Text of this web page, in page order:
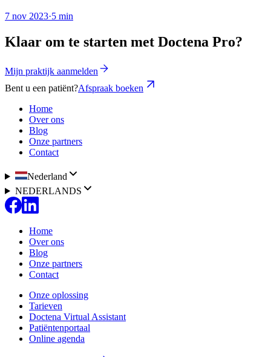
7 nov 2023·5 min
Klaar om te starten met Doctena Pro?
Mijn praktijk aanmelden
Bent u een patiënt?Afspraak boeken
Home
Over ons
Blog
Onze partners
Contact
Nederland
NEDERLANDS
Home
Over ons
Blog
Onze partners
Contact
Onze oplossing
Tarieven
Doctena Virtual Assistant
Patiëntenportaal
Online agenda